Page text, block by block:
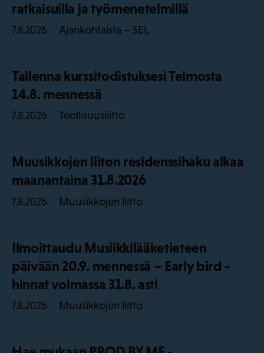
ratkaisuilla ja työmenetelmillä
7.8.2026 Ajankohtaista – SEL
Tallenna kurssitodistuksesi Telmosta
14.8. mennessä
7.8.2026 Teollisuusliitto
Muusikkojen liiton residenssihaku alkaa
maanantaina 31.8.2026
7.8.2026 Muusikkojen liitto
Ilmoittaudu Musiikkilääketieteen
päivään 20.9. mennessä – Early bird -
hinnat voimassa 31.8. asti
7.8.2026 Muusikkojen liitto